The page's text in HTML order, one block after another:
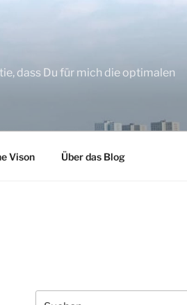
dass Du für mich die optimalen
Vison Über das Blog